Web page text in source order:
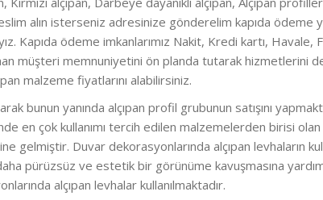
alın isterseniz adresinize gönderelim kapıda ödeme
ödeme imkanlarımız Nakit, Kredi kartı, Havale,
müşteri memnuniyetini ön planda tutarak hizmetlerini
malzeme fiyatlarını alabilirsiniz.
bunun yanında alçıpan profil grubunun satışını
en çok kullanımı tercih edilen malzemelerden birisi olan
gelmiştir. Duvar dekorasyonlarında alçıpan levhaların
pürüzsüz ve estetik bir görünüme kavuşmasına
alçıpan levhalar kullanılmaktadır.